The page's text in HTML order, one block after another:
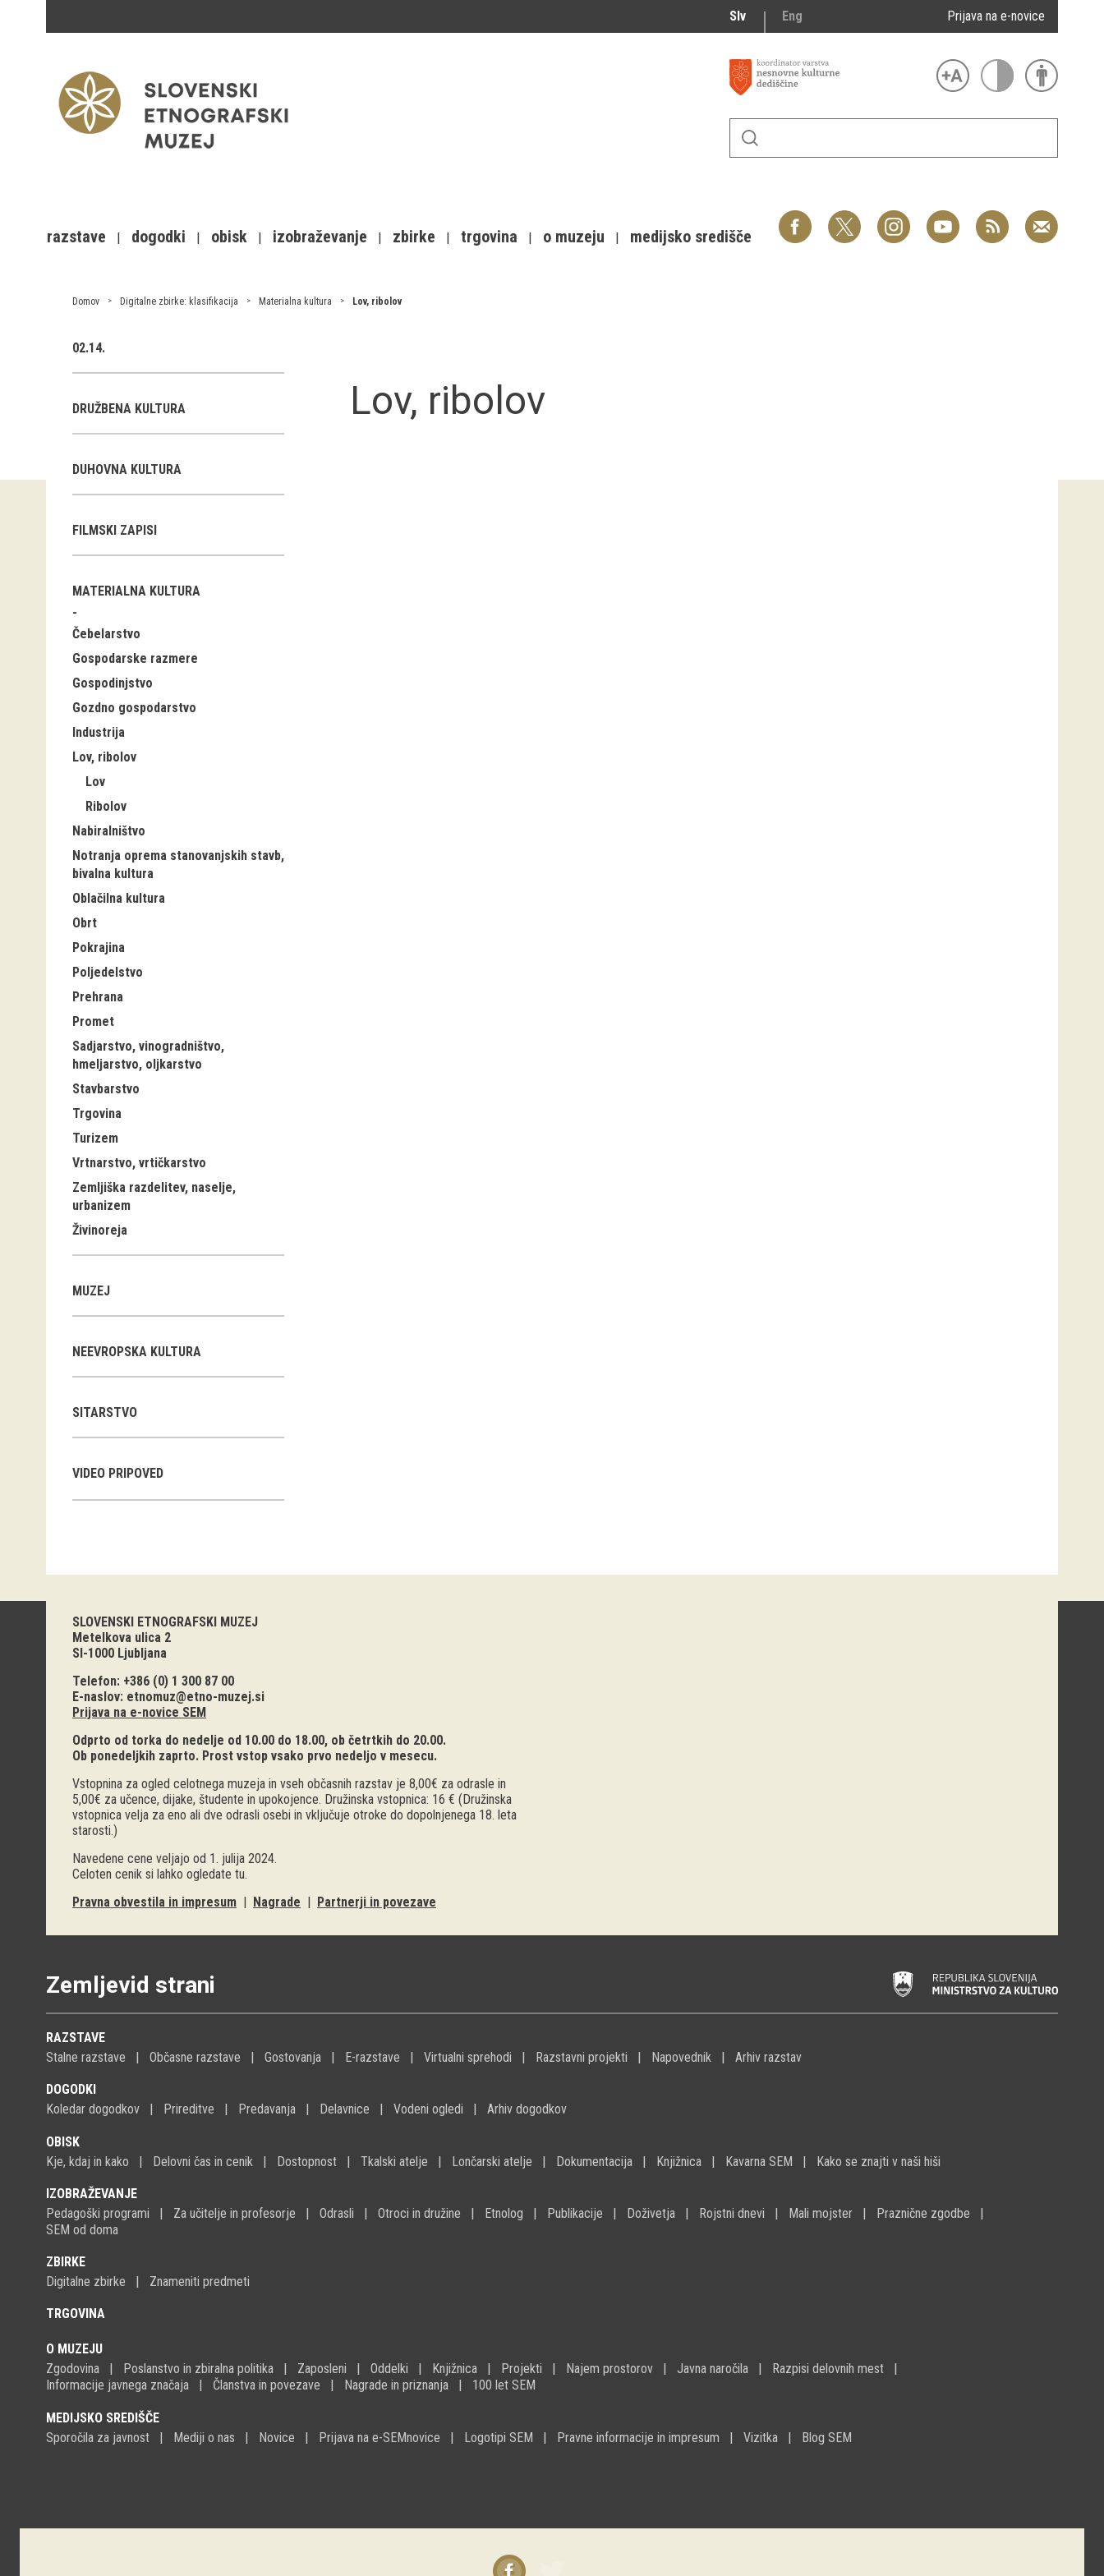
Slv Eng Prijava na e-novice
razstave dogodki obisk izobraževanje zbirke trgovina o muzeju medijsko središče
Domov Digitalne zbirke: klasifikacija Materialna kultura Lov, ribolov
02.14.
DRUŽBENA KULTURA
DUHOVNA KULTURA
FILMSKI ZAPISI
MATERIALNA KULTURA
Čebelarstvo
Gospodarske razmere
Gospodinjstvo
Gozdno gospodarstvo
Industrija
Lov, ribolov
Lov
Ribolov
Nabiralništvo
Notranja oprema stanovanjskih stavb,
bivalna kultura
Oblačilna kultura
Obrt
Pokrajina
Poljedelstvo
Prehrana
Promet
Sadjarstvo, vinogradništvo,
hmeljarstvo, oljkarstvo
Stavbarstvo
Trgovina
Turizem
Vrtnarstvo, vrtičkarstvo
Zemljiška razdelitev, naselje,
urbanizem
Živinoreja
MUZEJ
NEEVROPSKA KULTURA
SITARSTVO
VIDEO PRIPOVED
Lov, ribolov
SLOVENSKI ETNOGRAFSKI MUZEJ
Metelkova ulica 2
SI-1000 Ljubljana
Telefon: +386 (0) 1 300 87 00
E-naslov: etnomuz@etno-muzej.si
Prijava na e-novice SEM
Odprto od torka do nedelje od 10.00 do 18.00, ob četrtkih do 20.00.
Ob ponedeljkih zaprto. Prost vstop vsako prvo nedeljo v mesecu.
Vstopnina za ogled celotnega muzeja in vseh občasnih razstav je 8,00€ za odrasle in
5,00€ za učence, dijake, študente in upokojence. Družinska vstopnica: 16 € (Družinska
vstopnica velja za eno ali dve odrasli osebi in vključuje otroke do dopolnjenega 18. leta
starosti.)
Navedene cene veljajo od 1. julija 2024.
Celoten cenik si lahko ogledate tu.
Pravna obvestila in impresum | Nagrade | Partnerji in povezave
Zemljevid strani
RAZSTAVE
Stalne razstave
Občasne razstave Gostovanja E-razstave Virtualni sprehodi Razstavni projekti Napovednik Arhiv razstav
DOGODKI
Koledar dogodkov
Prireditve Predavanja Delavnice Vodeni ogledi Arhiv dogodkov
OBISK
Kje, kdaj in kako
Delovni čas in cenik Dostopnost Tkalski atelje Lončarski atelje Dokumentacija Knjižnica Kavarna SEM Kako se znajti v naši hiši
IZOBRAŽEVANJE
Pedagoški programi
Za učitelje in profesorje Odrasli Otroci in družine Etnolog Publikacije Doživetja Rojstni dnevi Mali mojster
Praznične zgodbe
SEM od doma
ZBIRKE
Digitalne zbirke
Znameniti predmeti
TRGOVINA
O MUZEJU
Zgodovina
Poslanstvo in zbiralna politika Zaposleni Oddelki Knjižnica Projekti Najem prostorov Javna naročila
Razpisi delovnih mest
Informacije javnega značaja
Članstva in povezave Nagrade in priznanja 100 let SEM
MEDIJSKO SREDIŠČE
Sporočila za javnost
Mediji o nas Novice Prijava na e-SEMnovice Logotipi SEM Pravne informacije in impresum Vizitka Blog SEM